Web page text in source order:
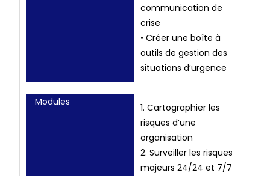
communication de
crise
• Créer une boîte à
outils de gestion des
situations d’urgence
Modules
1. Cartographier les
risques d’une
organisation
2. Surveiller les risques
majeurs 24/24 et 7/7